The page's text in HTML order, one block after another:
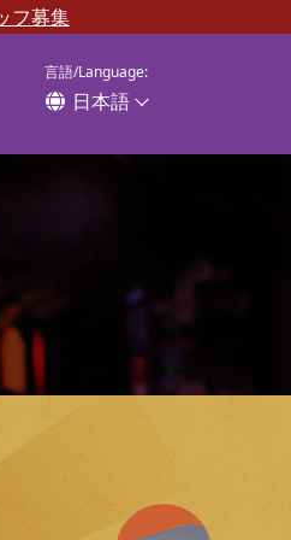
フ募集
材依頼・お問い合わせ
言語/Language:
日本語